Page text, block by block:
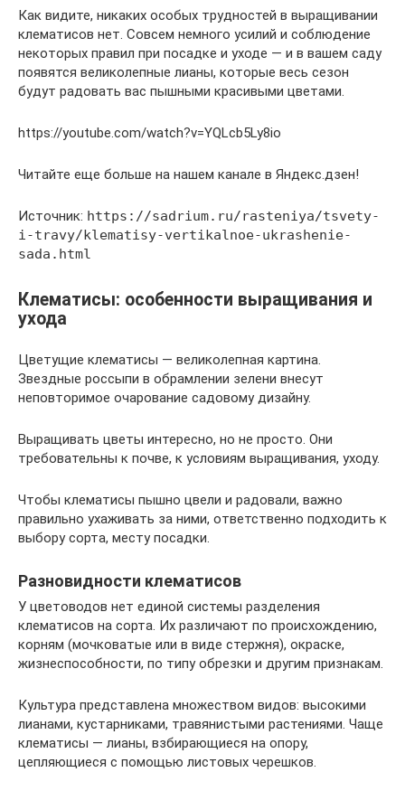
Как видите, никаких особых трудностей в выращивании
клематисов нет. Совсем немного усилий и соблюдение
некоторых правил при посадке и уходе — и в вашем саду
появятся великолепные лианы, которые весь сезон
будут радовать вас пышными красивыми цветами.
https://youtube.com/watch?v=YQLcb5Ly8io
Читайте еще больше на нашем канале в Яндекс.дзен!
Источник: https://sadrium.ru/rasteniya/tsvety-
i-travy/klematisy-vertikalnoe-ukrashenie-
sada.html
Клематисы: особенности выращивания и
ухода
Цветущие клематисы — великолепная картина.
Звездные россыпи в обрамлении зелени внесут
неповторимое очарование садовому дизайну.
Выращивать цветы интересно, но не просто. Они
требовательны к почве, к условиям выращивания, уходу.
Чтобы клематисы пышно цвели и радовали, важно
правильно ухаживать за ними, ответственно подходить к
выбору сорта, месту посадки.
Разновидности клематисов
У цветоводов нет единой системы разделения
клематисов на сорта. Их различают по происхождению,
корням (мочковатые или в виде стержня), окраске,
жизнеспособности, по типу обрезки и другим признакам.
Культура представлена множеством видов: высокими
лианами, кустарниками, травянистыми растениями. Чаще
клематисы — лианы, взбирающиеся на опору,
цепляющиеся с помощью листовых черешков.